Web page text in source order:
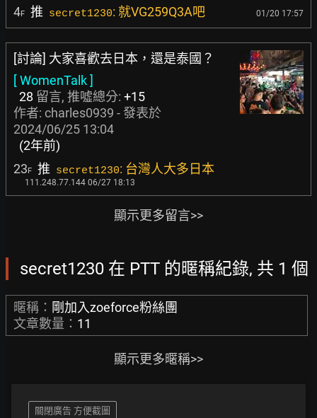
4F 推 secret1230: 就VG259Q3A吧 01/20 17:57
[討論] 大家喜歡去日本，還是泰國？
[ WomenTalk ]
28 留言, 推噓總分: +15
作者: charles0939 - 發表於
2024/06/25 13:04
(2年前)
23F 推 secret1230: 台灣人大多日本
111.248.77.144 06/27 18:13
顯示更多留言>>
secret1230 在 PTT 的暱稱紀錄, 共 1 個
暱稱： 剛加入zoeforce粉絲團
文章數量： 11
顯示更多暱稱>>
關閉廣告 方便截圖